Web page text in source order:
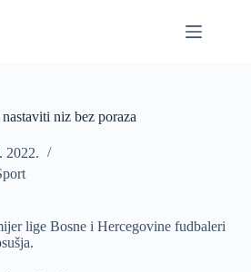
niz bez poraza
2022.
lige Bosne i Hercegovine fudbaleri